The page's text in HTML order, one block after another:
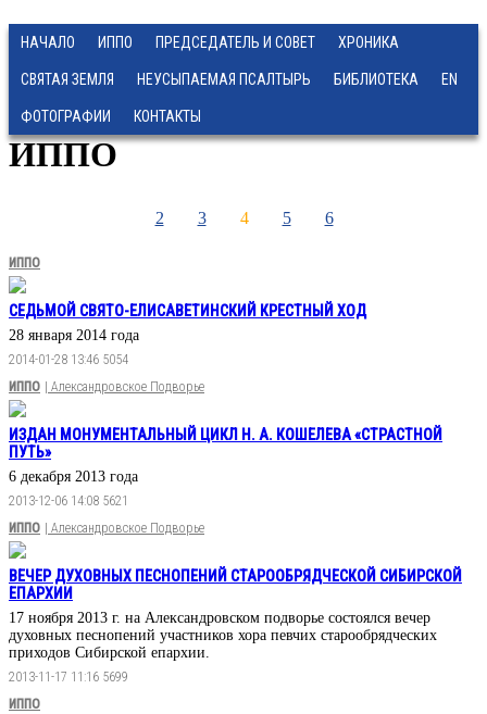
НАЧАЛО ИППО ПРЕДСЕДАТЕЛЬ И СОВЕТ ХРОНИКА
СВЯТАЯ ЗЕМЛЯ НЕУСЫПАЕМАЯ ПСАЛТЫРЬ БИБЛИОТЕКА EN
ФОТОГРАФИИ КОНТАКТЫ
ИППО
2 3 4 5 6
ИППО
СЕДЬМОЙ СВЯТО-ЕЛИСАВЕТИНСКИЙ КРЕСТНЫЙ ХОД
28 января 2014 года
2014-01-28 13:46 5054
ИППО
| Александровское Подворье
ИЗДАН МОНУМЕНТАЛЬНЫЙ ЦИКЛ Н. А. КОШЕЛЕВА «СТРАСТНОЙ
ПУТЬ»
6 декабря 2013 года
2013-12-06 14:08 5621
ИППО
| Александровское Подворье
ВЕЧЕР ДУХОВНЫХ ПЕСНОПЕНИЙ СТАРООБРЯДЧЕСКОЙ СИБИРСКОЙ
ЕПАРХИИ
17 ноября 2013 г. на Александровском подворье состоялся вечер
духовных песнопений участников хора певчих старообрядческих
приходов Сибирской епархии.
2013-11-17 11:16 5699
ИППО